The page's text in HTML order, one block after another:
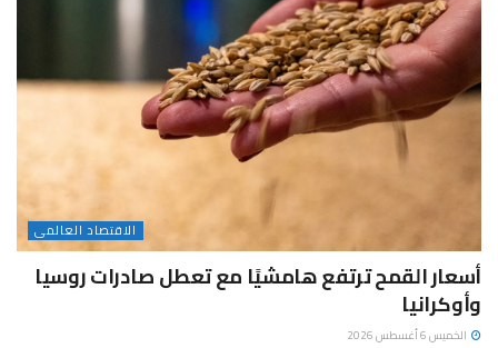
الاقتصاد العالمى
أسعار القمح ترتفع هامشيًا مع تعطل صادرات روسيا
وأوكرانيا
الخميس 6 أغسطس 2026